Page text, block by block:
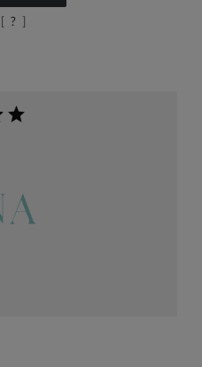
? ]